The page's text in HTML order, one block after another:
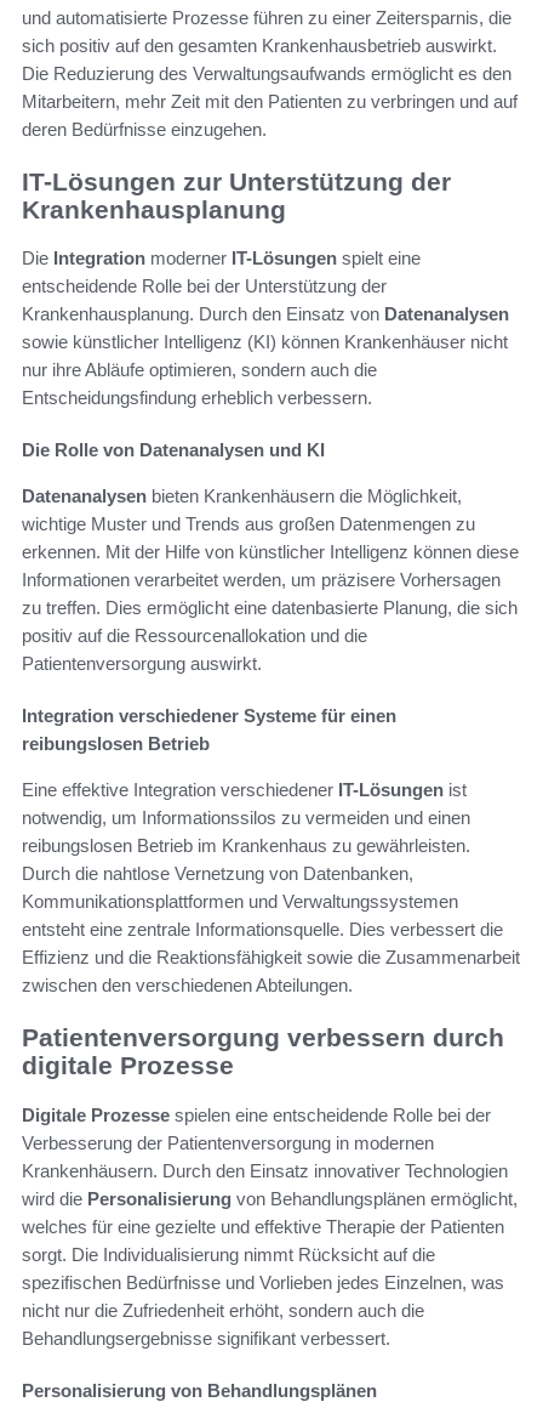
und automatisierte Prozesse führen zu einer Zeitersparnis, die
sich positiv auf den gesamten Krankenhausbetrieb auswirkt.
Die Reduzierung des Verwaltungsaufwands ermöglicht es den
Mitarbeitern, mehr Zeit mit den Patienten zu verbringen und auf
deren Bedürfnisse einzugehen.
IT-Lösungen zur Unterstützung der
Krankenhausplanung
Die Integration moderner IT-Lösungen spielt eine
entscheidende Rolle bei der Unterstützung der
Krankenhausplanung. Durch den Einsatz von Datenanalysen
sowie künstlicher Intelligenz (KI) können Krankenhäuser nicht
nur ihre Abläufe optimieren, sondern auch die
Entscheidungsfindung erheblich verbessern.
Die Rolle von Datenanalysen und KI
Datenanalysen bieten Krankenhäusern die Möglichkeit,
wichtige Muster und Trends aus großen Datenmengen zu
erkennen. Mit der Hilfe von künstlicher Intelligenz können diese
Informationen verarbeitet werden, um präzisere Vorhersagen
zu treffen. Dies ermöglicht eine datenbasierte Planung, die sich
positiv auf die Ressourcenallokation und die
Patientenversorgung auswirkt.
Integration verschiedener Systeme für einen
reibungslosen Betrieb
Eine effektive Integration verschiedener IT-Lösungen ist
notwendig, um Informationssilos zu vermeiden und einen
reibungslosen Betrieb im Krankenhaus zu gewährleisten.
Durch die nahtlose Vernetzung von Datenbanken,
Kommunikationsplattformen und Verwaltungssystemen
entsteht eine zentrale Informationsquelle. Dies verbessert die
Effizienz und die Reaktionsfähigkeit sowie die Zusammenarbeit
zwischen den verschiedenen Abteilungen.
Patientenversorgung verbessern durch
digitale Prozesse
Digitale Prozesse spielen eine entscheidende Rolle bei der
Verbesserung der Patientenversorgung in modernen
Krankenhäusern. Durch den Einsatz innovativer Technologien
wird die Personalisierung von Behandlungsplänen ermöglicht,
welches für eine gezielte und effektive Therapie der Patienten
sorgt. Die Individualisierung nimmt Rücksicht auf die
spezifischen Bedürfnisse und Vorlieben jedes Einzelnen, was
nicht nur die Zufriedenheit erhöht, sondern auch die
Behandlungsergebnisse signifikant verbessert.
Personalisierung von Behandlungsplänen